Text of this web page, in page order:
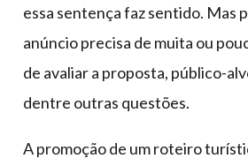
automotivo
calçados,
epi's
lonas
caminhoneiro
essa sentença faz sentido. Mas
anúncio precisa de muita ou
de avaliar a proposta, público-
dentre outras questões.
A promoção de um roteiro